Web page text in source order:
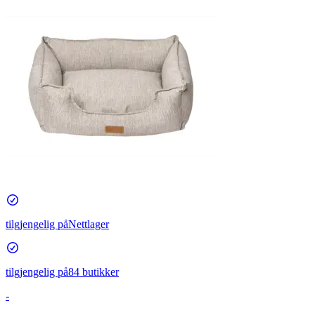
tilgjengelig påNettlager
tilgjengelig på84 butikker
-